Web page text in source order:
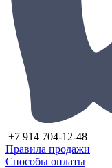
+7 914 704-12-48
Правила продажи
Способы оплаты